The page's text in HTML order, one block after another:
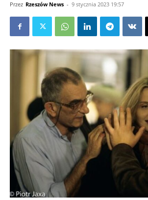
Przez Rzeszów News - 9 stycznia 2023 19:57